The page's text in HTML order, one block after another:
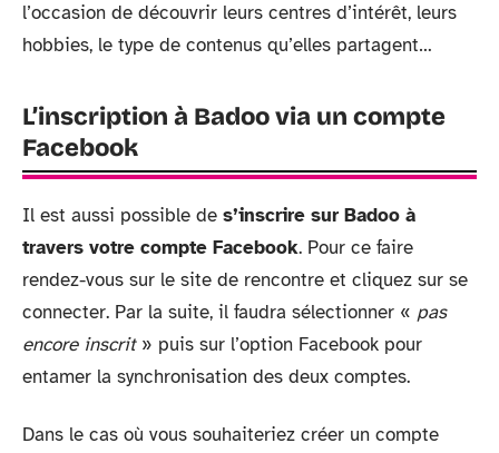
l’occasion de découvrir leurs centres d’intérêt, leurs
hobbies, le type de contenus qu’elles partagent…
L’inscription à Badoo via un compte
Facebook
Il est aussi possible de s’inscrire sur Badoo à
travers votre compte Facebook. Pour ce faire
rendez-vous sur le site de rencontre et cliquez sur se
connecter. Par la suite, il faudra sélectionner « pas
encore inscrit» puis sur l’option Facebook pour
entamer la synchronisation des deux comptes.
Dans le cas où vous souhaiteriez créer un compte